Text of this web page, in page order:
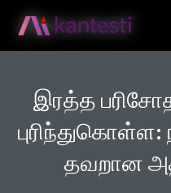
இரத்த
புரிந்துகொள்ள:
தவறான